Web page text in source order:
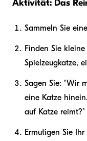
Aktivität: Das
Sammeln Sie
Finden Sie
Spielzeugkatze,
Sagen Sie: "Wir
eine Katze
auf Katze reimt?"
Ermutigen Sie